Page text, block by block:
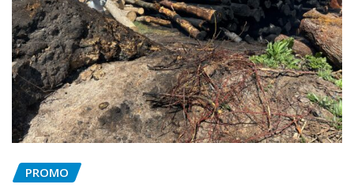
PROMO